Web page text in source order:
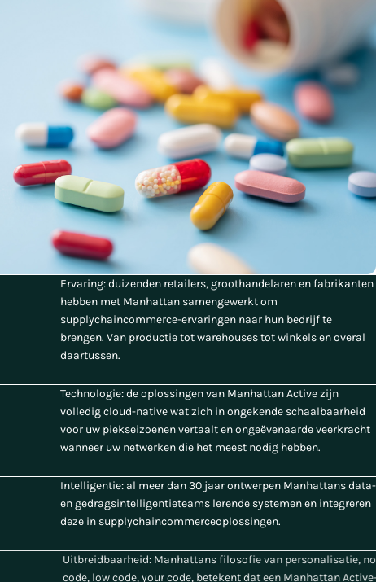
Ervaring: duizenden retailers, groothandelaren en fabrikanten
hebben met Manhattan samengewerkt om
supplychaincommerce-ervaringen naar hun bedrijf te
brengen. Van productie tot warehouses tot winkels en overal
daartussen.
Technologie: de oplossingen van Manhattan Active zijn
volledig cloud-native wat zich in ongekende schaalbaarheid
voor uw piekseizoenen vertaalt en ongeëvenaarde veerkracht
wanneer uw netwerken die het meest nodig hebben.
Intelligentie: al meer dan 30 jaar ontwerpen Manhattans data-
en gedragsintelligentieteams lerende systemen en integreren
deze in supplychaincommerceoplossingen.
Uitbreidbaarheid: Manhattans filosofie van personalisatie, no
code, low code, your code, betekent dat een Manhattan Active-